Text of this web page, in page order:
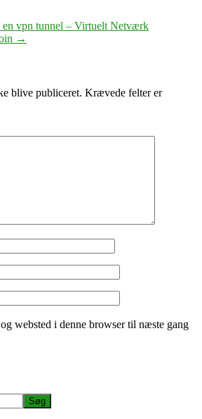
en vpn tunnel – Virtuelt Netværk
→
blive publiceret. Krævede felter er
websted i denne browser til næste gang
Søg